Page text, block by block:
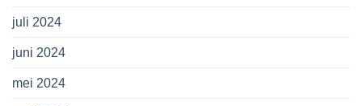
juli 2024
juni 2024
mei 2024